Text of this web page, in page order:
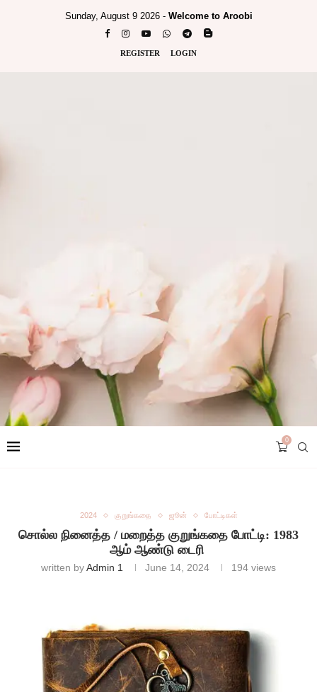
Sunday, August 9 2026 - Welcome to Aroobi
REGISTER LOGIN
0
2024 குறுங்கதை ஜூன் போட்டிகள்
சொல்ல நினைத்த / மறைத்த குறுங்கதை போட்டி: 1983
ஆம் ஆண்டு டைரி
written byAdmin 1 June 14, 2024 194 views